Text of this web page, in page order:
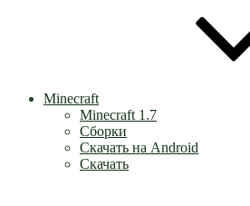
Minecraft
Minecraft 1.7
Сборки
Скачать на Android
Скачать